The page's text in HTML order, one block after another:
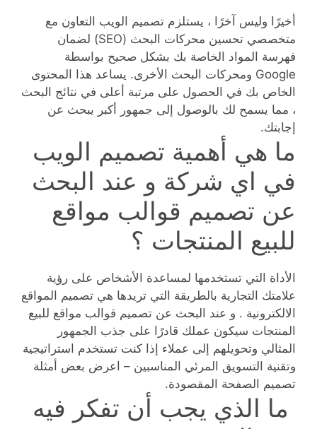
أخيرًا وليس آخرًا ، يستلزم تصميم الويب التعاون مع
متخصصي تحسين محركات البحث (SEO) لضمان
فهرسة المواد الخاصة بك بشكل صحيح بواسطة
Google ومحركات البحث الأخرى. يساعد هذا المحتوى
الخاص بك في الحصول على مرتبة أعلى في نتائج البحث
، مما يسمح لك بالوصول إلى جمهور أكبر يبحث عن
إجابتك.
ما هي أهمية تصميم الويب
في اي شركة و عند البحث
عن تصميم قوالب مواقع
للبيع المنتجات ؟
الأداة التي تستخدمها لمساعدة الأشخاص على رؤية
علامتك التجارية بالطريقة التي تريدها هي تصميم المواقع
الالكترونية . و عند البحث عن تصميم قوالب مواقع للبيع
المنتجات سيكون عملك قادرًا على جذب الجمهور
المثالي وتحويلهم إلى عملاء إذا كنت تستخدم استراتيجية
وتقنية التسويق المرئي المناسبين – اعرض بعض أمثلة
تصميم الصفحة المقصودة.
ما الذي يجب أن تفكر فيه